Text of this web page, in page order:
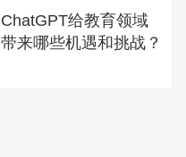
ChatGPT给教育领域
带来哪些机遇和挑战？